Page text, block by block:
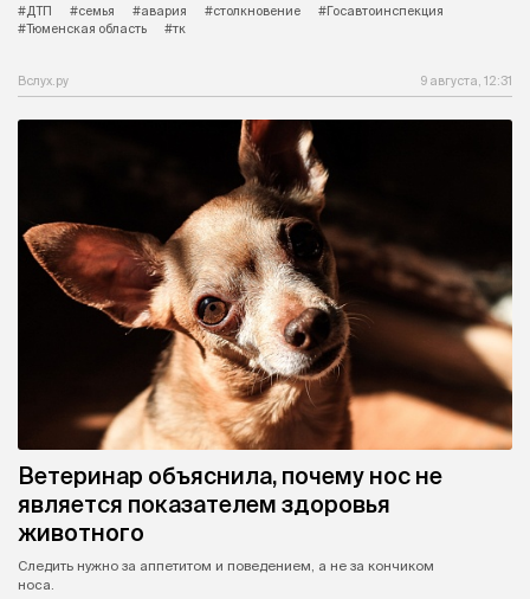
#ДТП #семья #авария #столкновение
#Госавтоинспекция
#Тюменская область
#тк
Вслух.ру 9 августа, 12:31
Ветеринар объяснила, почему нос не
является показателем здоровья
животного
Следить нужно за аппетитом и поведением, а не за кончиком
носа.